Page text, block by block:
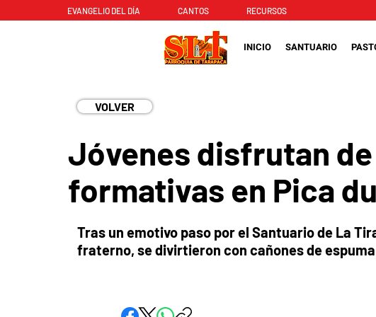
EVANGELIO DEL DÍA CANTOS RECURSOS
INICIO SANTUARIO
VOLVER
Jóvenes disfrutan
formativas en Pica
Tras un emotivo paso por el Santuario de La
fraterno, se divirtieron con cañones de